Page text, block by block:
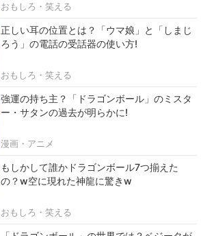
おもしろ・笑える
正しい耳の位置とは？「ウマ娘」と「しまじ
ろう」の電話の受話器の使い方!
おもしろ・笑える
強運の持ち主？「ドラゴンボール」のミスタ
ー・サタンの過去が明らかに!
漫画・アニメ
もしかして誰かドラゴンボール7つ揃えた
の？w空に現れた神龍に驚きw
おもしろ・笑える